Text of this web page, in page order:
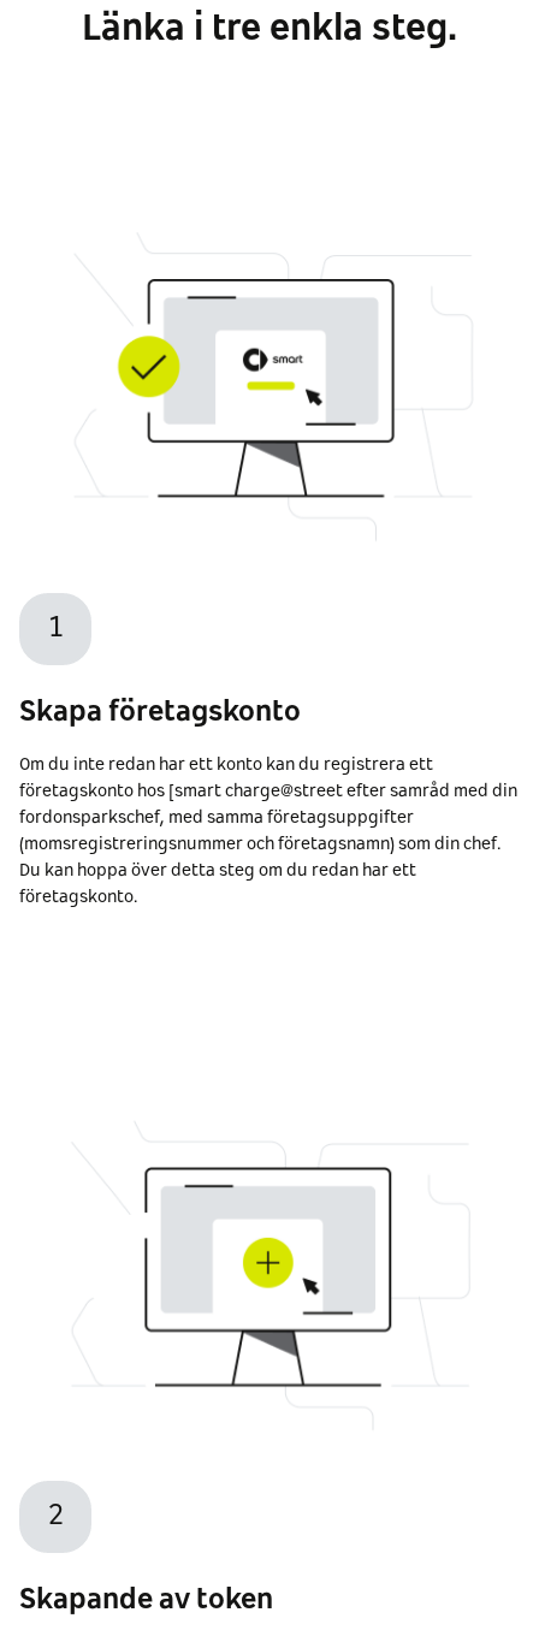
Länka i tre enkla steg.
1
Skapa företagskonto
Om du inte redan har ett konto kan du registrera ett
företagskonto hos [smart charge@street efter samråd med din
fordonsparkschef, med samma företagsuppgifter
(momsregistreringsnummer och företagsnamn) som din chef.
Du kan hoppa över detta steg om du redan har ett
företagskonto.
2
Skapande av token